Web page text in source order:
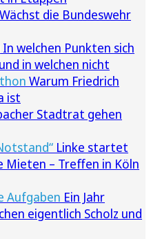
Wächst die Bundeswehr
In welchen Punkten sich
in welchen nicht
Warum Friedrich
ist
Stadtrat gehen
Linke startet
Mieten – Treffen in Köln
Aufgaben Ein Jahr
eigentlich Scholz und